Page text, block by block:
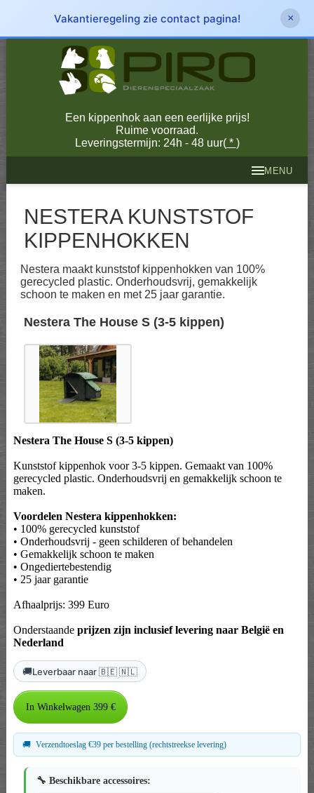
Vakantieregeling zie contact pagina! ×
Een kippenhok aan een eerlijke prijs!
Ruime voorraad.
Leveringstermijn: 24h - 48 uur(* )
MENU
NESTERA KUNSTSTOF
KIPPENHOKKEN
Nestera maakt kunststof kippenhokken van 100%
gerecycled plastic. Onderhoudsvrij, gemakkelijk
schoon te maken en met 25 jaar garantie.
Nestera The House S (3-5 kippen)
Nestera The House S (3-5 kippen)
Kunststof kippenhok voor 3-5 kippen. Gemaakt van 100%
gerecycled plastic. Onderhoudsvrij en gemakkelijk schoon te
maken.
Voordelen Nestera kippenhokken:
• 100% gerecycled kunststof
• Onderhoudsvrij - geen schilderen of behandelen
• Gemakkelijk schoon te maken
• Ongediertebestendig
• 25 jaar garantie
Afhaalprijs: 399 Euro
Onderstaande prijzen zijn inclusief levering naar België en
Nederland
🚚Leverbaar naar 🇧🇪 🇳🇱
🚚 Verzendtoeslag €39 per bestelling (rechtstreekse levering)
🔧 Beschikbare accessoires: